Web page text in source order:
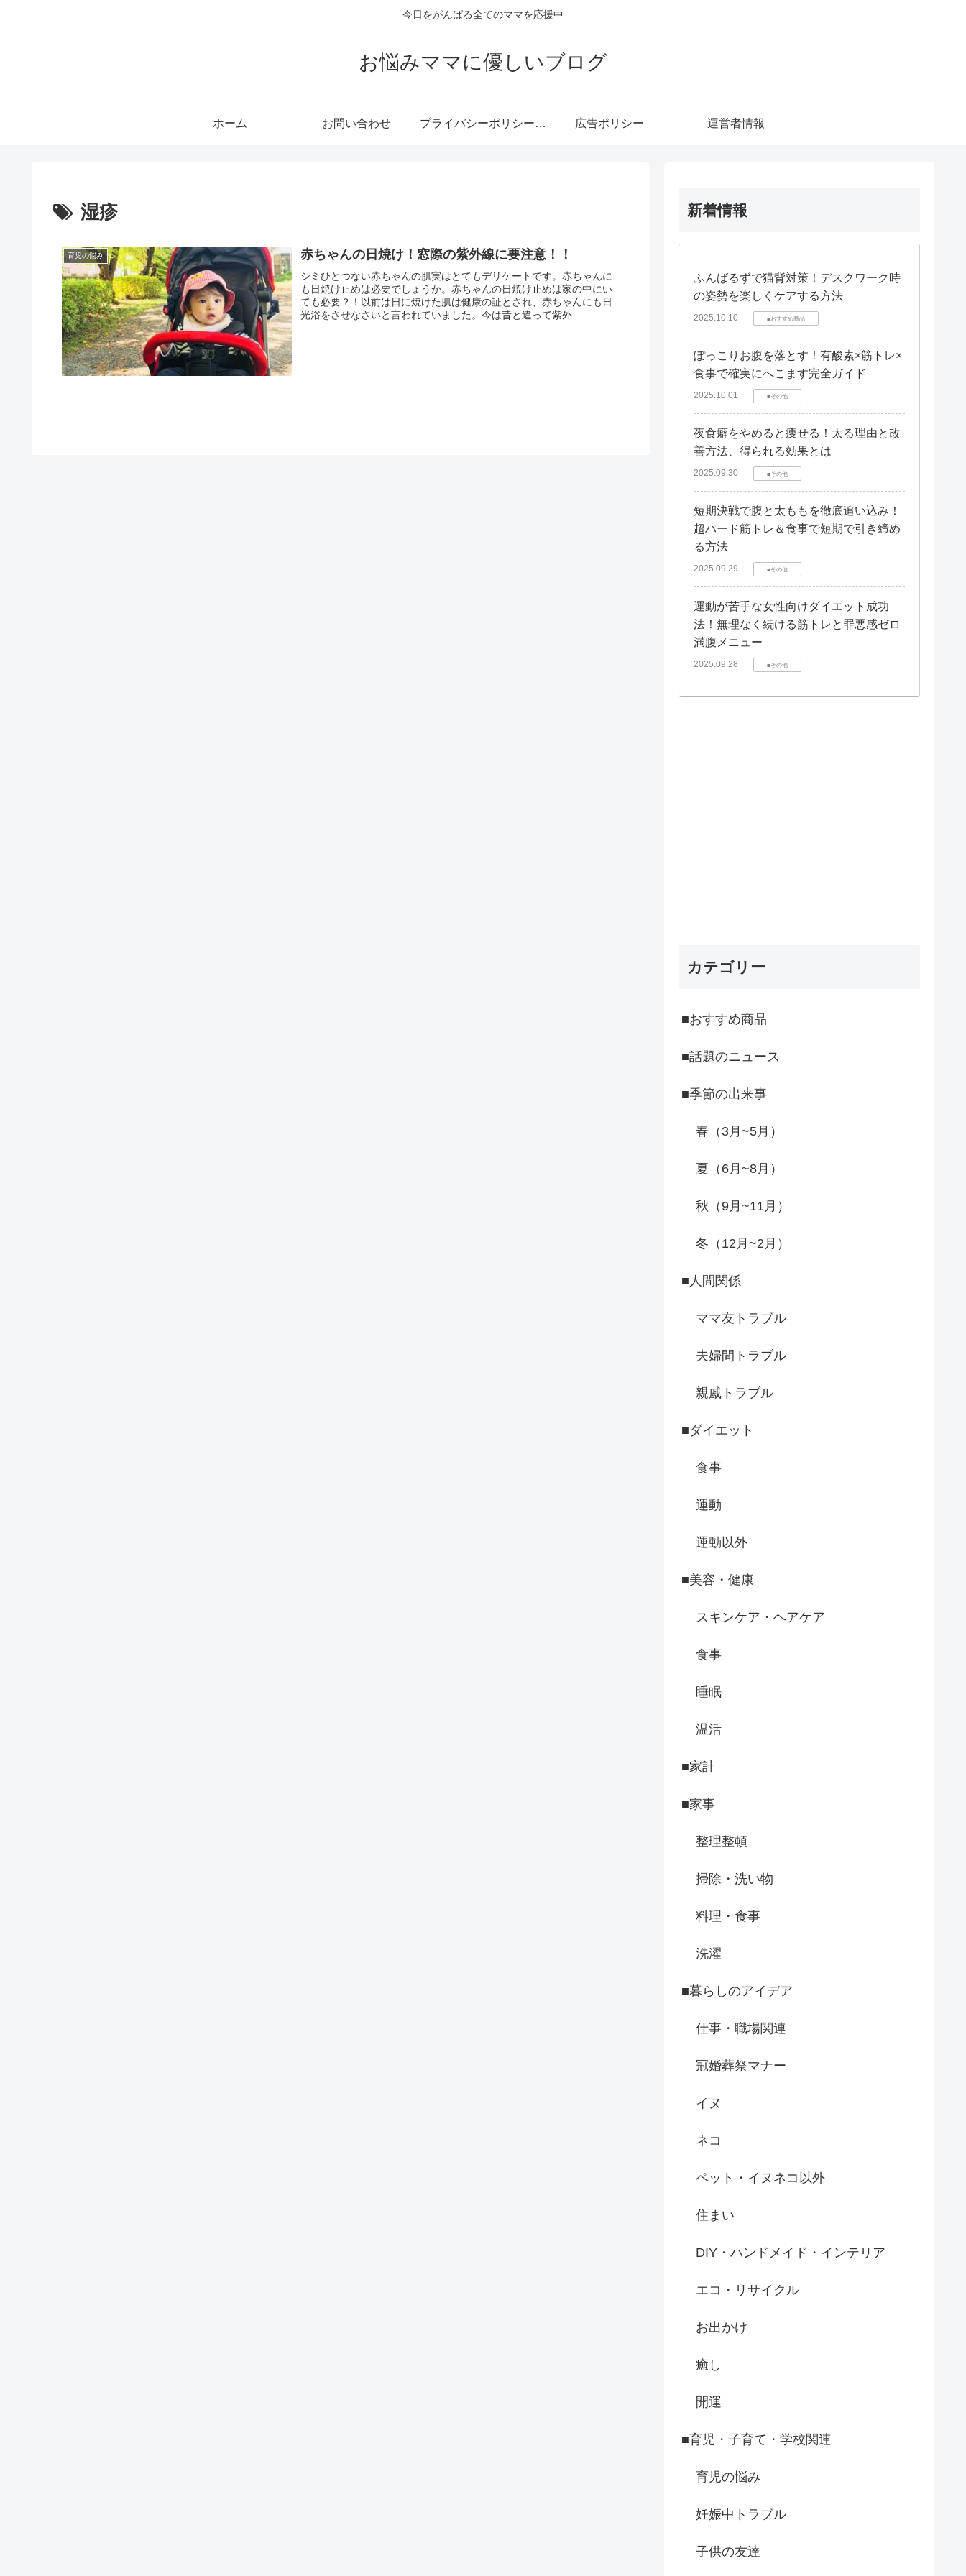
今日をがんばる全てのママを応援中
お悩みママに優しいブログ
ホーム お問い合わせ プライバシーポリシー・免責事項 広告ポリシー 運営者情報
湿疹
育児の悩み 赤ちゃんの日焼け！窓際の紫外線に要注意！！
シミひとつない赤ちゃんの肌実はとてもデリケートです。赤ちゃんに
も日焼け止めは必要でしょうか。赤ちゃんの日焼け止めは家の中にい
ても必要？！以前は日に焼けた肌は健康の証とされ、赤ちゃんにも日
光浴をさせなさいと言われていました。今は昔と違って紫外...
新着情報
ふんばるずで猫背対策！デスクワーク時
の姿勢を楽しくケアする方法
2025.10.10 ■おすすめ商品
ぽっこりお腹を落とす！有酸素×筋トレ×
食事で確実にへこます完全ガイド
2025.10.01 ■その他
夜食癖をやめると痩せる！太る理由と改
善方法、得られる効果とは
2025.09.30 ■その他
短期決戦で腹と太ももを徹底追い込み！
超ハード筋トレ＆食事で短期で引き締め
る方法
2025.09.29 ■その他
運動が苦手な女性向けダイエット成功
法！無理なく続ける筋トレと罪悪感ゼロ
満腹メニュー
2025.09.28 ■その他
カテゴリー
■おすすめ商品
■話題のニュース
■季節の出来事
春（3月~5月）
夏（6月~8月）
秋（9月~11月）
冬（12月~2月）
■人間関係
ママ友トラブル
夫婦間トラブル
親戚トラブル
■ダイエット
食事
運動
運動以外
■美容・健康
スキンケア・ヘアケア
食事
睡眠
温活
■家計
■家事
整理整頓
掃除・洗い物
料理・食事
洗濯
■暮らしのアイデア
仕事・職場関連
冠婚葬祭マナー
イヌ
ネコ
ペット・イヌネコ以外
住まい
DIY・ハンドメイド・インテリア
エコ・リサイクル
お出かけ
癒し
開運
■育児・子育て・学校関連
育児の悩み
妊娠中トラブル
子供の友達